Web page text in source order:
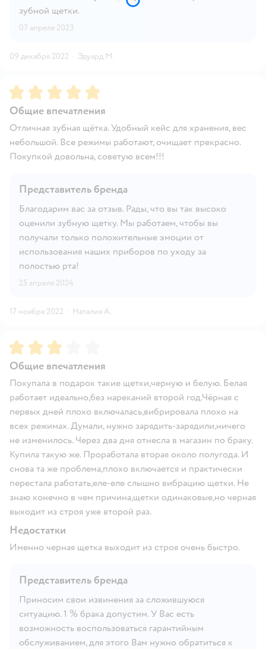
зубной щетки.
07 апреля 2023
09 декабря 2022 · Эдуард М.
Рейтинг:5
Общие впечатления
Отличная зубная щётка. Удобный кейс для хранения, вес
небольшой. Все режимы работают, очищает прекрасно.
Покупкой довольна, советую всем!!!
Представитель бренда
Благодарим вас за отзыв. Рады, что вы так высоко
оценили зубную щетку. Мы работаем, чтобы вы
получали только положительные эмоции от
использования наших приборов по уходу за
полостью рта!
25 апреля 2024
17 ноября 2022 · Наталия А.
Рейтинг:3
Общие впечатления
Покупала в подарок такие щетки,черную и белую. Белая
работает идеально,без нареканий второй год.Чёрная с
первых дней плохо включалась,вибрировала плохо на
всех режимах. Думали, нужно зарядить-зарядили,ничего
не изменилось. Через два дня отнесла в магазин по браку.
Купила такую же. Проработала вторая около полугода. И
снова та же проблема,плохо включается и практически
перестала работать,еле-еле слышно вибрацию щетки. Не
знаю конечно в чем причина,щетки одинаковые,но черная
выходит из строя уже второй раз.
Недостатки
Именно черная щетка выходит из строя очень быстро.
Представитель бренда
Приносим свои извинения за сложившуюся
ситуацию. 1 % брака допустим. У Вас есть
возможность воспользоваться гарантийным
обслуживанием, для этого Вам нужно обратиться к